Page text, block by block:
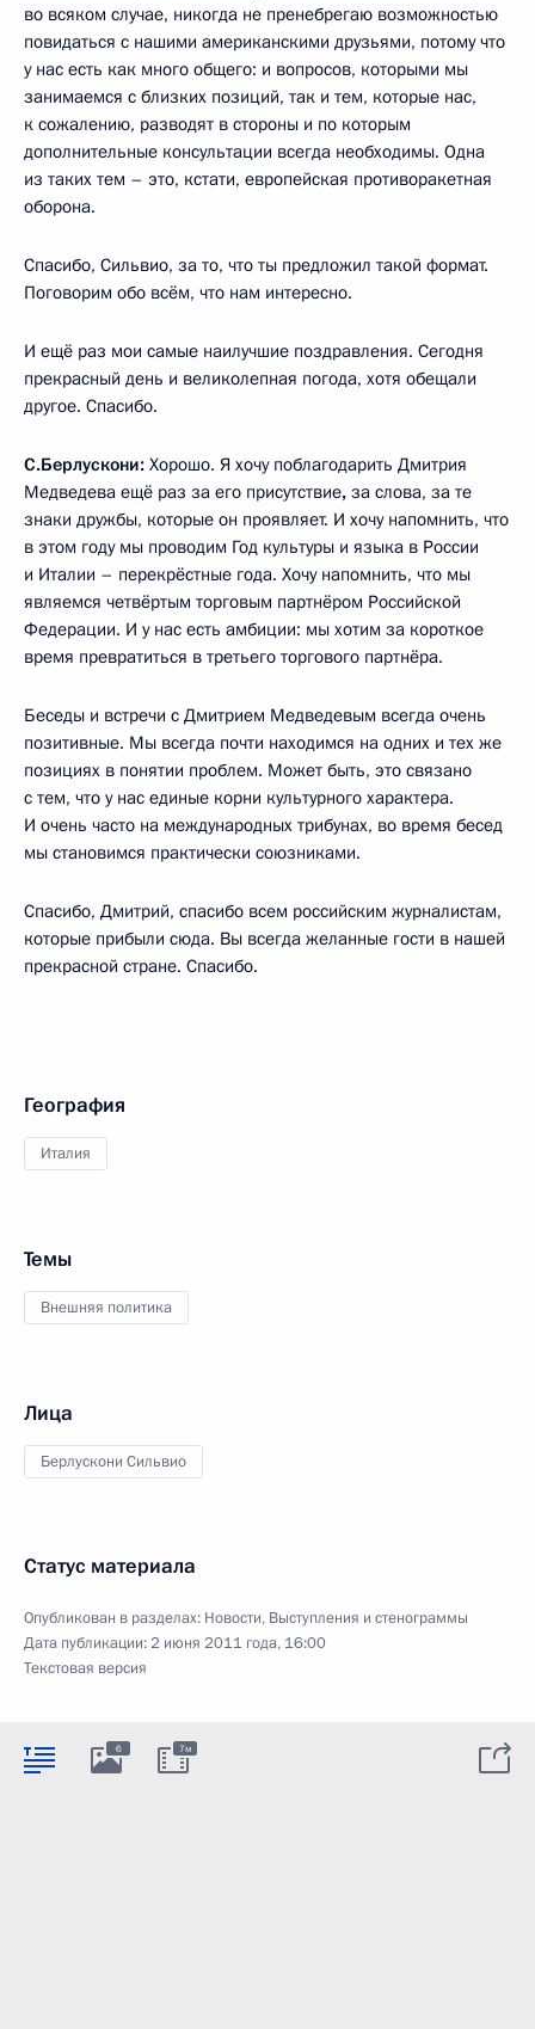
во всяком случае, никогда не пренебрегаю возможностью
повидаться с нашими американскими друзьями, потому что
у нас есть как много общего: и вопросов, которыми мы
занимаемся с близких позиций, так и тем, которые нас,
к сожалению, разводят в стороны и по которым
дополнительные консультации всегда необходимы. Одна
из таких тем – это, кстати, европейская противоракетная
оборона.
Спасибо, Сильвио, за то, что ты предложил такой формат.
Поговорим обо всём, что нам интересно.
И ещё раз мои самые наилучшие поздравления. Сегодня
прекрасный день и великолепная погода, хотя обещали
другое. Спасибо.
С.Берлускони: Хорошо. Я хочу поблагодарить Дмитрия
Медведева ещё раз за его присутствие, за слова, за те
знаки дружбы, которые он проявляет. И хочу напомнить, что
в этом году мы проводим Год культуры и языка в России
и Италии – перекрёстные года. Хочу напомнить, что мы
являемся четвёртым торговым партнёром Российской
Федерации. И у нас есть амбиции: мы хотим за короткое
время превратиться в третьего торгового партнёра.
Беседы и встречи с Дмитрием Медведевым всегда очень
позитивные. Мы всегда почти находимся на одних и тех же
позициях в понятии проблем. Может быть, это связано
с тем, что у нас единые корни культурного характера.
И очень часто на международных трибунах, во время бесед
мы становимся практически союзниками.
Спасибо, Дмитрий, спасибо всем российским журналистам,
которые прибыли сюда. Вы всегда желанные гости в нашей
прекрасной стране. Спасибо.
География
Италия
Темы
Внешняя политика
Лица
Берлускони Сильвио
Статус материала
Опубликован в разделах: Новости, Выступления и стенограммы
Дата публикации:2 июня 2011 года, 16:00
Текстовая версия
6 7м